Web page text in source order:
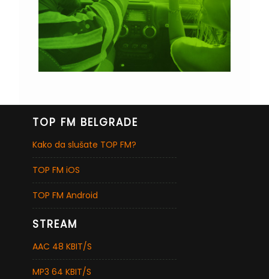
TOP FM BELGRADE
Kako da slušate TOP FM?
TOP FM iOS
TOP FM Android
STREAM
AAC 48 KBIT/S
MP3 64 KBIT/S